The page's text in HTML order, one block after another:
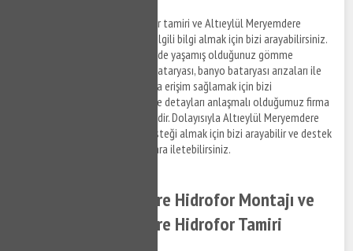
Altıeylül Meryemdere rezervuar tamiri ve Altıeylül Meryemdere
batarya montaj hizmetleri ile ilgili bilgi almak için bizi arayabilirsiniz.
Altıeylül Meryemdere bölgesinde yaşamış olduğunuz gömme
rezervuar arızaları ve mutfak bataryası, banyo bataryası arızaları ile
ilgili hizmet almak ve detaylara erişim sağlamak için bizi
arayabilirsiniz. Ücretlendirme ve detayları anlaşmalı olduğumuz firma
personelleri gerçekleştirmektedir. Dolayısıyla Altıeylül Meryemdere
bölgesinde rezervuar tamir desteği almak için bizi arayabilir ve destek
taleplerinizi anlaşmalı kurumlara iletebilirsiniz.
Altıeylül Meryemdere Hidrofor Montajı ve
Altıeylül Meryemdere Hidrofor Tamiri